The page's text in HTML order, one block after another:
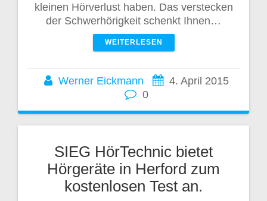
kleinen Hörverlust haben. Das verstecken
der Schwerhörigkeit schenkt Ihnen…
WEITERLESEN
Werner Eickmann
4. April 2015
0
SIEG HörTechnic bietet
Hörgeräte in Herford zum
kostenlosen Test an.